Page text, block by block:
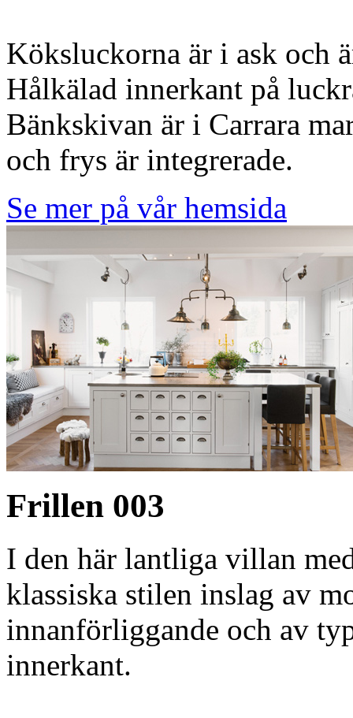
Köksluckorna är i ask och
Hålkälad innerkant på
Bänkskivan är i Carrara
och frys är integrerade.
Se mer på vår hemsida
Frillen 003
I den här lantliga villan
klassiska stilen inslag av
innanförliggande och av
innerkant.